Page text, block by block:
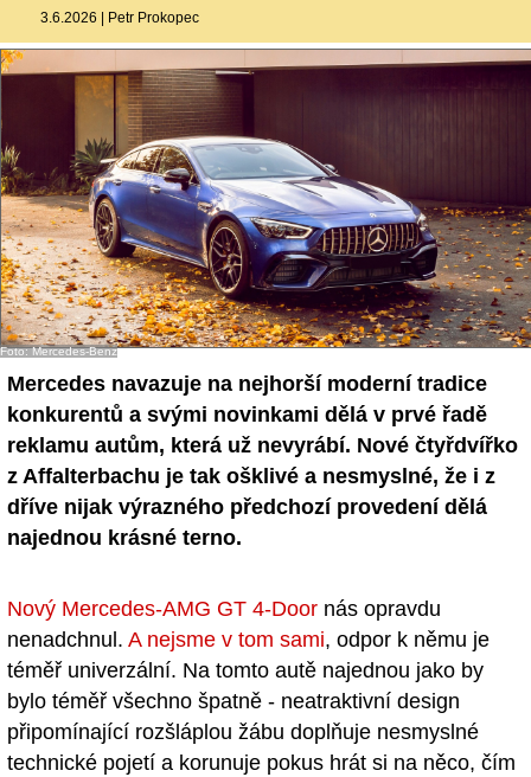
3.6.2026 | Petr Prokopec
Foto: Mercedes-Benz
Mercedes navazuje na nejhorší moderní tradice
konkurentů a svými novinkami dělá v prvé řadě
reklamu autům, která už nevyrábí. Nové čtyřdvířko
z Affalterbachu je tak ošklivé a nesmyslné, že i z
dříve nijak výrazného předchozí provedení dělá
najednou krásné terno.
Nový Mercedes-AMG GT 4-Door nás opravdu
nenadchnul. A nejsme v tom sami, odpor k němu je
téměř univerzální. Na tomto autě najednou jako by
bylo téměř všechno špatně - neatraktivní design
připomínající rozšláplou žábu doplňuje nesmyslné
technické pojetí a korunuje pokus hrát si na něco, čím